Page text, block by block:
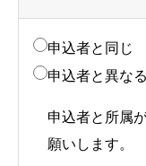
申込者と同じ
申込者と異なる
申込者と所属
願いします。